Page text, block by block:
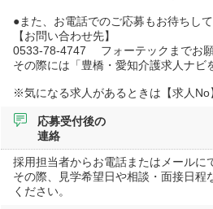
●また、お電話でのご応募もお待ちして
【お問い合わせ先】
0533-78-4747 フォーテックまでお願
その際には「豊橋・愛知介護求人ナビ
※気になる求人があるときは【求人No
応募受付後の
連絡
採用担当者からお電話またはメールに
その際、見学希望日や相談・面接日程
ください。